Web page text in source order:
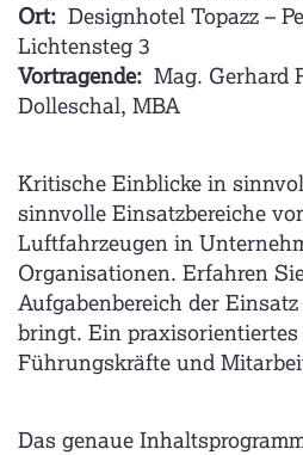
Ort: Designhotel Topazz –
Lichtensteg 3
Vortragende: Mag. Gerhard
Dolleschal, MBA
Kritische Einblicke in
sinnvolle Einsatzbereiche
Luftfahrzeugen in
Organisationen. Erfahren
Aufgabenbereich der
bringt. Ein
Führungskräfte und
Das genaue